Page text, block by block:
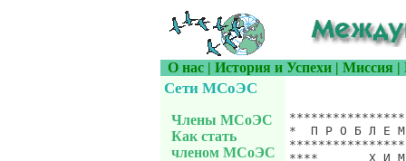
О нас | История и Успехи | Миссия |
Сети МСоЭС
Члены МСоЭС
Как стать
членом МСоЭС
*******************************************************************
*  П Р О Б Л Е М Ы  Х И М И Ч Е С К О Й  Б Е З О П А С Н О С Т И  *
*******************************************************************
****       Х И М И Я *  И *  Ж И З Н Ь              ***************
*******************************************************************
**                    Сообщение UCS-INFO.1033, 25 августа 2003 г. *
*******************************************************************
                                                          Пища наша

                         ПИШУТ О ПРОПИТАНИИ

    КАЗАХСТАН
    "Е" мое
    Вы отечественному производителю доверяете? Я тоже. Да вот незадача:
на днях, опорожнив до дна пакетик с "Пеппи" (вкусный молочнокислый
напиток - кто не знает) и тоскливо изучая надписи на упаковке, вдруг
обнаружила среди ингредиентов зловещую литеру "Е". До сих пор она
пестрила на импортной снеди, портя аппетит просвященной публике. Теперь,
стало быть, прописалась и на нашей...
    Собственно, "Е" означает всего лишь принадлежность использованных в
процессе приготовления продукта веществ к утвержденному в Европе перечню
пищевых добавок. Не больше. А сведения о них заключает в себе цифровой
код. Если он начинается с единицы, значит, в продукте присутствует
краситель, если с двойки - его напичкали консервантами, с тройки -
антиокислителями (предотвращают порчу), с четверки - стабилизаторами
(сохраняют консистенцию), с пятерки - эмульгаторами (поддерживают
однородность структуры) и так далее. Есть в списке ароматизаторы,
разрыхлители, глазирователи, подсластители, осветлители, вещества,
препятствующие слеживанию, регуляторы кислотности... Эра добавок началась
во второй половине прошлого столетия, но уже сейчас их известно более
трех тысяч. В Казахстане применяется около двухсот. Представляете, что
мы едим?!
    "НЕ БОЙСЯ, МЫ С ТОБОЙ!"
 - А что? - прервали мои стенания в Республиканской СЭС. - Все добавки
проходят массу испытаний и, если не допускать передозировки, явного вреда
здоровью не несут. У нас есть нормативные документы, позволяющие
контролировать ситуацию. В мире за использованием подобных веществ
внимательно следит Объединенный комитет экспертов ФАО-ВОЗ. Результаты
исследований по новым добавкам ( а также старым, но вызывающим сомнения)
ежемесячно публикуются в информационных бюллетенях. Добавки абсолютно
необходимы для дальнейшего развития пищевой